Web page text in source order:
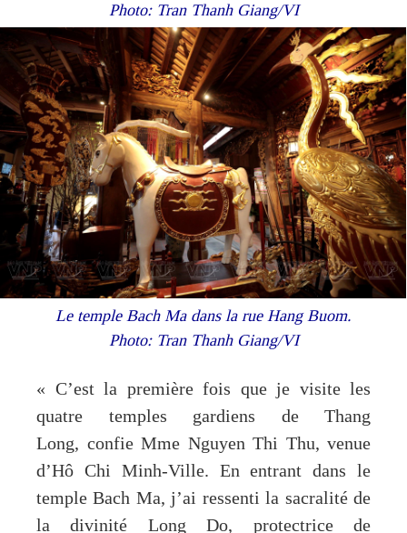
Photo: Tran Thanh Giang/VI
Le temple Bach Ma dans la rue Hang Buom.
Photo: Tran Thanh Giang/VI
« C’est la première fois que je visite les
quatre temples gardiens de Thang
Long, confie Mme Nguyen Thi Thu, venue
d’Hô Chi Minh-Ville. En entrant dans le
temple Bach Ma, j’ai ressenti la sacralité de
la divinité Long Do, protectrice de